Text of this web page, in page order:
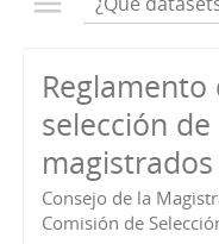
Reglamento
selección de
magistrados
Consejo de la
Comisión de